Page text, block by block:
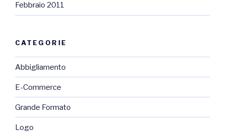
Febbraio 2011
CATEGORIE
Abbigliamento
E-Commerce
Grande Formato
Logo